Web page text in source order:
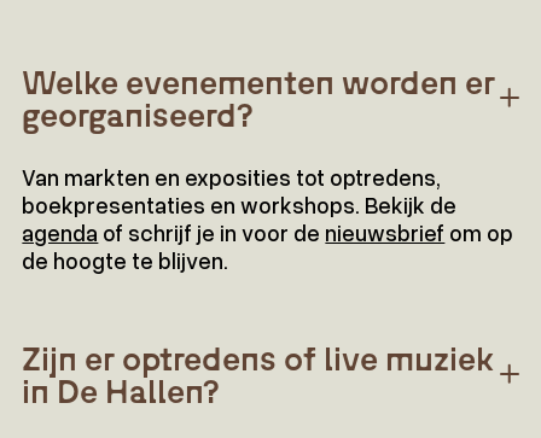
Welke evenementen worden er
georganiseerd?
Van markten en exposities tot optredens,
boekpresentaties en workshops. Bekijk de
agenda of schrijf je in voor de nieuwsbrief om op
de hoogte te blijven.
Zijn er optredens of live muziek
in De Hallen?